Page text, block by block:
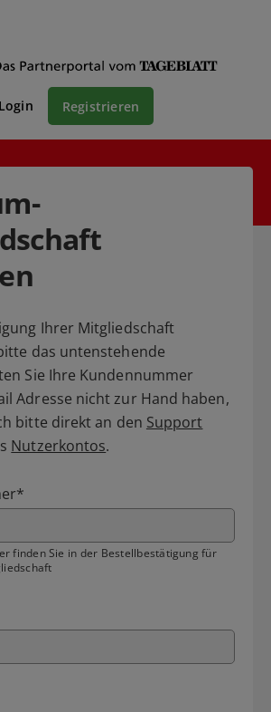
Login Registrieren
Ihrer Mitgliedschaft
das untenstehende
Sie Ihre Kundennummer
Adresse nicht zur Hand haben,
bitte direkt an den Support
Nutzerkontos.
*
finden Sie in der Bestellbestätigung für